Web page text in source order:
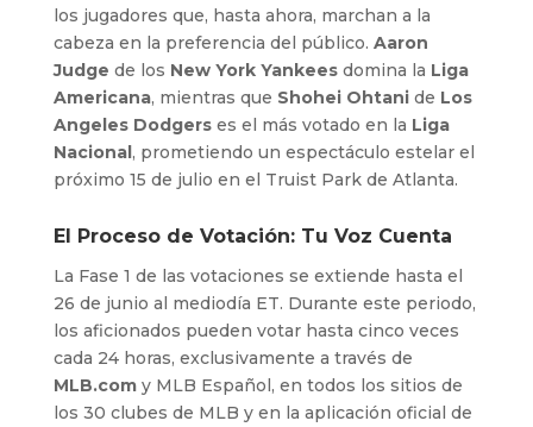
los jugadores que, hasta ahora, marchan a la
cabeza en la preferencia del público. Aaron
Judge de los New York Yankeesdomina la Liga
Americana, mientras que Shohei Ohtanide Los
Angeles Dodgerses el más votado en la Liga
Nacional, prometiendo un espectáculo estelar el
próximo 15 de julio en el Truist Park de Atlanta.
El Proceso de Votación: Tu Voz Cuenta
La Fase 1 de las votaciones se extiende hasta el
26 de junio al mediodía ET. Durante este periodo,
los aficionados pueden votar hasta cinco veces
cada 24 horas, exclusivamente a través de
MLB.comy MLB Español, en todos los sitios de
los 30 clubes de MLB y en la aplicación oficial de